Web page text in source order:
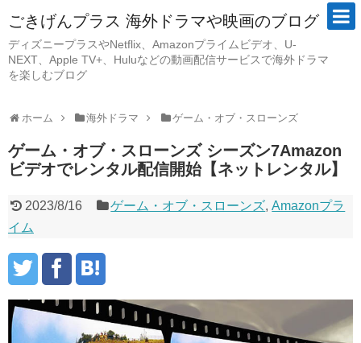
ごきげんプラス 海外ドラマや映画のブログ
ディズニープラスやNetflix、Amazonプライムビデオ、U-
NEXT、Apple TV+、Huluなどの動画配信サービスで海外ドラマ
を楽しむブログ
ホーム 海外ドラマ ゲーム・オブ・スローンズ
ゲーム・オブ・スローンズ シーズン7Amazon
ビデオでレンタル配信開始【ネットレンタル】
2023/8/16 ゲーム・オブ・スローンズ,Amazonプラ
イム